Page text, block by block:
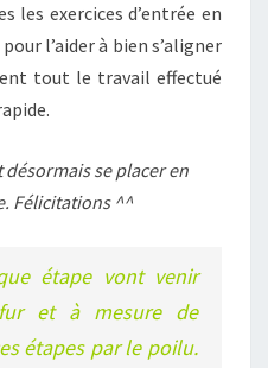
les exercices d’entrée en
l’aider à bien s’aligner
tout le travail effectué
se placer en
Félicitations ^^
étape vont venir
et à mesure de
étapes par le poilu.